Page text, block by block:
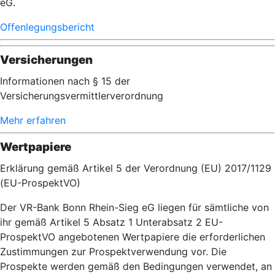
eG.
Offenlegungsbericht
Versicherungen
Informationen nach § 15 der
Versicherungsvermittlerverordnung
Mehr erfahren
Wertpapiere
Erklärung gemäß Artikel 5 der Verordnung (EU) 2017/1129
(EU-ProspektVO)
Der VR-Bank Bonn Rhein-Sieg eG liegen für sämtliche von
ihr gemäß Artikel 5 Absatz 1 Unterabsatz 2 EU-
ProspektVO angebotenen Wertpapiere die erforderlichen
Zustimmungen zur Prospektverwendung vor. Die
Prospekte werden gemäß den Bedingungen verwendet, an